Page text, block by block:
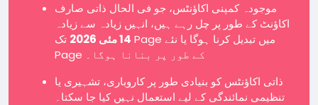
موجودہ کمپنی اکاؤنٹس، جو فی الحال ذاتی صارف
اکاؤنٹ کے طور پر چل رہے ہیں، انہیں زیادہ سے زیادہ
14 مئی 2026
تک Page میں تبدیل کرنا ہوگا یا نئے
Page کے طور پر بنانا ہوگا۔
ذاتی اکاؤنٹس کو بنیادی طور پر کاروباری، تشہیری یا
تنظیمی نمائندگی کے لیے استعمال نہیں کیا جا سکتا۔